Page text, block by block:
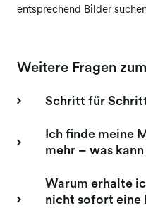
entsprechend Bilder
Weitere Fragen
Schritt für
Ich finde meine
mehr – was
Warum erhalte
nicht sofort eine